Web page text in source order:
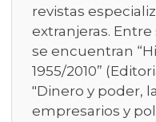
revistas
extranjeras.
se encuentran
1955/2010”
"Dinero y poder,
empresarios y